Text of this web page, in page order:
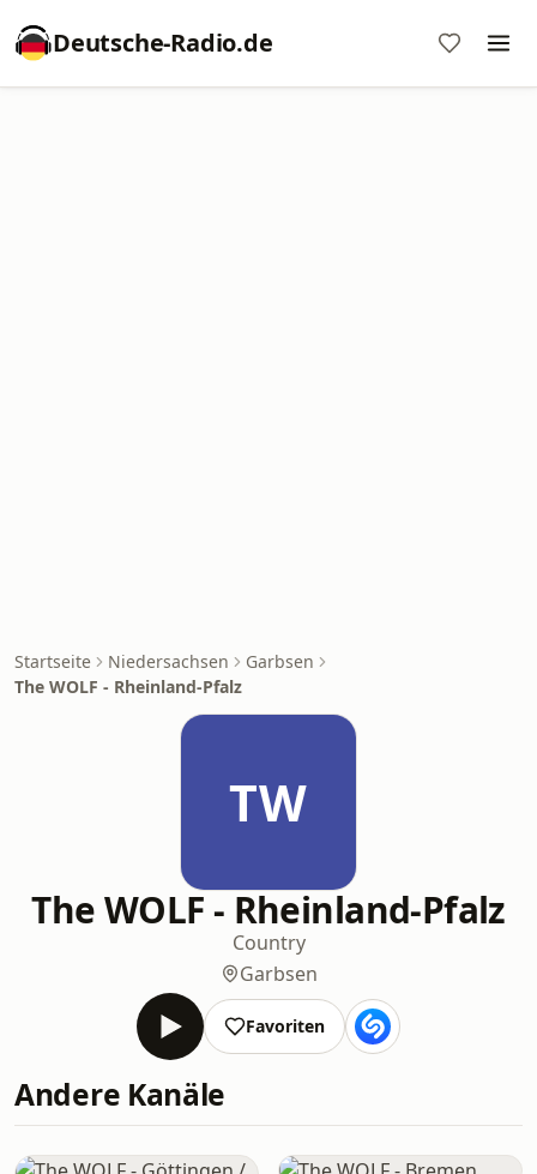
Deutsche-Radio.de
Startseite Niedersachsen
Garbsen
The WOLF - Rheinland-Pfalz
TW
The WOLF - Rheinland-Pfalz
Country
Garbsen
Favoriten
Andere Kanäle